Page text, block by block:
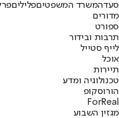
סעדהמשרד המשפטיםפלילים
מדורים
ספורט
תרבות ובידור
לייף סטייל
אוכל
תיירות
טכנולוגיה ומדע
הורוסקופ
ForReal
מגזין השבוע